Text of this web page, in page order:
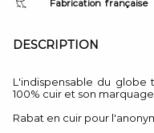
Fabrication française
DESCRIPTION
L'indispensable du
100% cuir et son
Rabat en cuir pour